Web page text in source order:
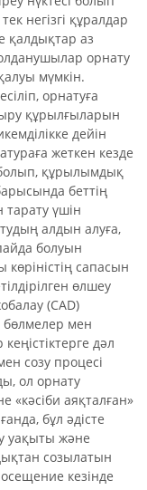
негізгі құралдар
қалдықтар аз
орнату
мүмкін.
орнатуға
құрылғыларын
дейін
жеткен кезде
болып, құрылымдық
беттің
тарату үшін
алдын алуға,
болуын
сапасын
өлшеу
(CAD)
бөлмелер мен
дәл
созу процесі
ол орнату
«кәсіби аяқталған»
бұл әдісте
уақыты және
созылатын
кезінде